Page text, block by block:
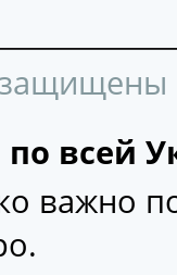
по всей
важно